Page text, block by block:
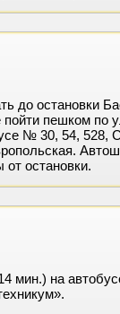
до остановки
пешком по
№ 30, 54, 528,
остановки.
мин.) на